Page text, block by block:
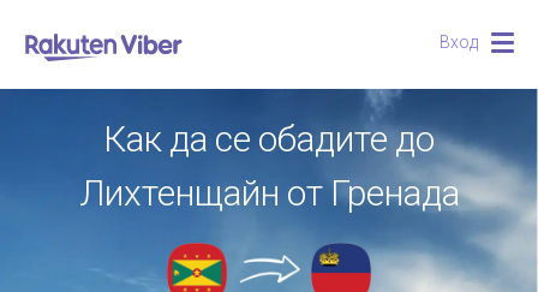
Вход
Как да се обадите до
Лихтенщайн от Гренада